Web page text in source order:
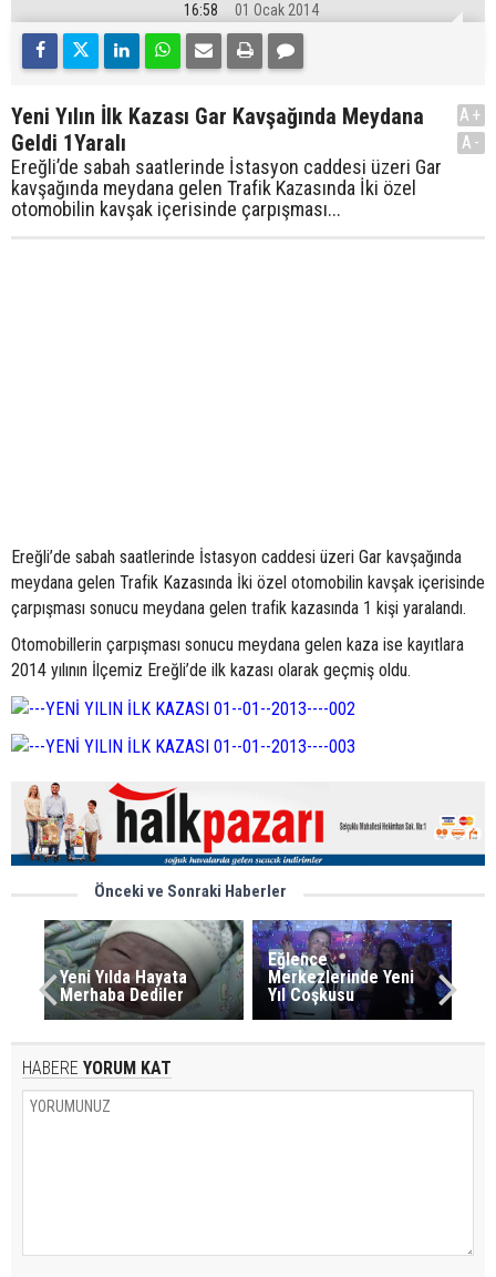
16:58 01 Ocak 2014
Yeni Yılın İlk Kazası Gar Kavşağında Meydana
Geldi 1Yaralı
Ereğli’de sabah saatlerinde İstasyon caddesi üzeri Gar
kavşağında meydana gelen Trafik Kazasında İki özel
otomobilin kavşak içerisinde çarpışması...
A+
A-
Ereğli’de sabah saatlerinde İstasyon caddesi üzeri Gar kavşağında
meydana gelen Trafik Kazasında İki özel otomobilin kavşak içerisinde
çarpışması sonucu meydana gelen trafik kazasında 1 kişi yaralandı.
Otomobillerin çarpışması sonucu meydana gelen kaza ise kayıtlara
2014 yılının İlçemiz Ereğli’de ilk kazası olarak geçmiş oldu.
Önceki ve Sonraki Haberler
Yeni Yılda Hayata
Merhaba Dediler
Eğlence
Merkezlerinde Yeni
Yıl Coşkusu
HABERE YORUM KAT